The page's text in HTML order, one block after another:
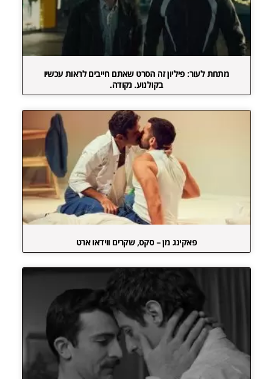
מתחת לעור: פיליון זה הסרט שאתם חייבים לראות עכשיו
בקולנוע. נקודה.
פאקינג מן – סקס, שקרים ווידאו ארט